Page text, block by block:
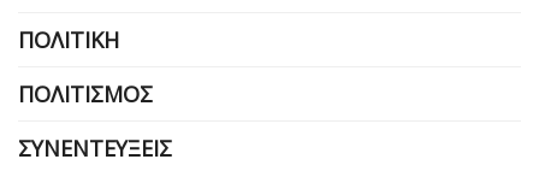
ΠΟΛΙΤΙΚΉ
ΠΟΛΙΤΙΣΜΌΣ
ΣΥΝΕΝΤΕΎΞΕΙΣ